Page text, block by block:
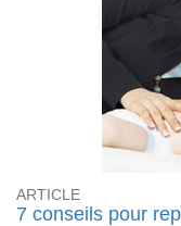
ARTICLE
7 conseils pour